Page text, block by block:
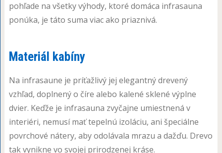
pohľade na všetky výhody, ktoré domáca infrasauna
ponúka, je táto suma viac ako priaznivá.
Materiál kabíny
Na infrasaune je príťažlivý jej elegantný drevený
vzhľad, doplnený o číre alebo kalené sklené výplne
dvier. Keďže je infrasauna zvyčajne umiestnená v
interiéri, nemusí mať tepelnú izoláciu, ani špeciálne
povrchové nátery, aby odolávala mrazu a dažďu. Drevo
tak vynikne vo svojej prirodzenej kráse.